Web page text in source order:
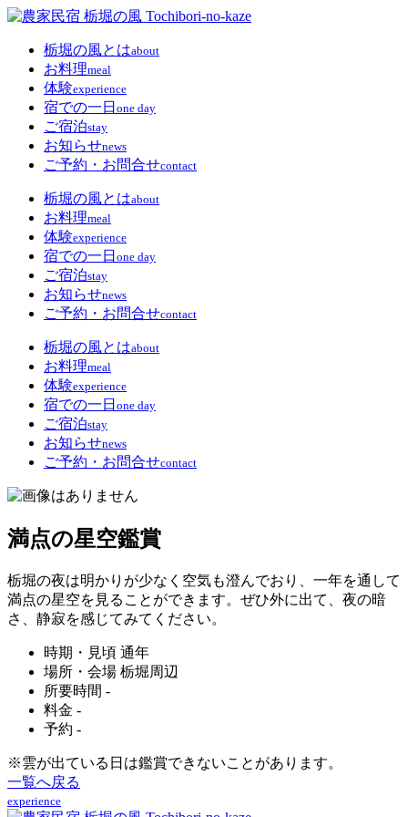
栃堀の風とはabout
お料理meal
体験experience
宿での一日 one day
ご宿泊stay
お知らせnews
ご予約・お問合せcontact
栃堀の風とはabout
お料理meal
体験experience
宿での一日 one day
ご宿泊stay
お知らせnews
ご予約・お問合せcontact
栃堀の風とはabout
お料理meal
体験experience
宿での一日 one day
ご宿泊stay
お知らせnews
ご予約・お問合せcontact
満点の星空鑑賞
栃堀の夜は明かりが少なく空気も澄んでおり、一年を通して
満点の星空を見ることができます。ぜひ外に出て、夜の暗
さ、静寂を感じてみてください。
時期・見頃 通年
場所・会場 栃堀周辺
所要時間 -
料金 -
予約 -
※雲が出ている日は鑑賞できないことがあります。
一覧へ戻る
experience